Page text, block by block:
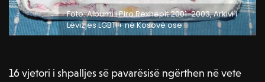
Foto: Albumi i Piro Rexhepit 2001-2003, Arkivi i
Lëvizjes LGBTI+ në Kosovë ose
16 vjetori i shpalljes së pavarësisë ngërthen në vete